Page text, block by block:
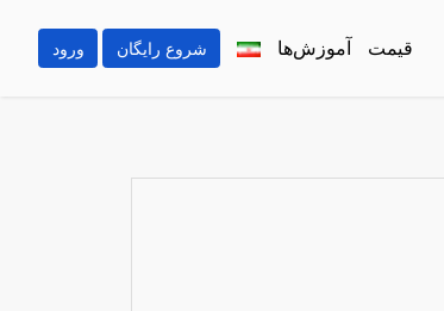
قیمت آموزش‌ها شروع رایگان ورود